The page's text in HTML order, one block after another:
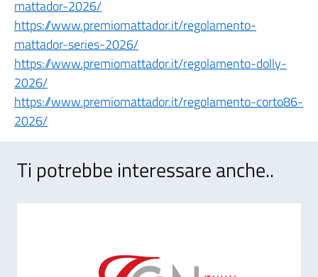
mattador-2026/
https://www.premiomattador.it/regolamento-
mattador-series-2026/
https://www.premiomattador.it/regolamento-dolly-
2026/
https://www.premiomattador.it/regolamento-corto86-
2026/
Ti potrebbe interessare anche..